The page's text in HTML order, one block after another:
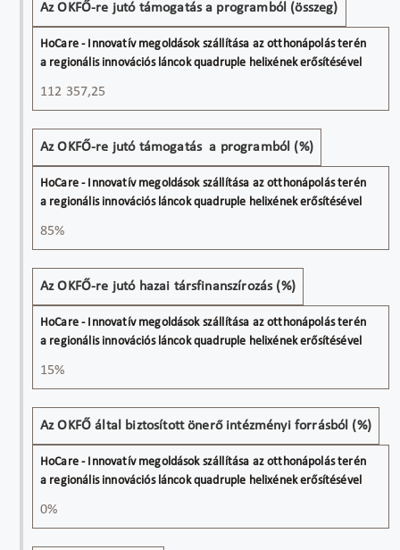
Az OKFŐ-re jutó támogatás a programból (összeg)
112 357,25
Az OKFŐ-re jutó támogatás a programból (%)
85%
Az OKFŐ-re jutó hazai társfinanszírozás (%)
15%
Az OKFŐ által biztosított önerő intézményi forrásból (%)
0%